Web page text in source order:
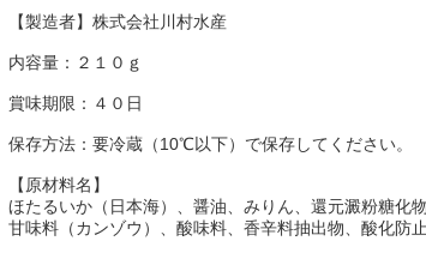
【製造者】株式会社川村水産
内容量：２１０ｇ
賞味期限：４０日
保存方法：要冷蔵（10℃以下）で保存してください。
【原材料名】
ほたるいか（日本海）、醤油、みりん、還元澱粉糖化
甘味料（カンゾウ）、酸味料、香辛料抽出物、酸化防